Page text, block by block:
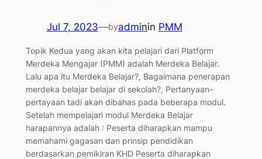
Jul 7, 2023—byadminin PMM
Topik Kedua yang akan kita pelajari dari Platform
Merdeka Mengajar (PMM) adalah Merdeka Belajar.
Lalu apa itu Merdeka Belajar?, Bagaimana penerapan
merdeka belajar belajar di sekolah?, Pertanyaan-
pertayaan tadi akan dibahas pada beberapa modul.
Setelah mempelajari modul Merdeka Belajar
harapannya adalah : Peserta diharapkan mampu
memahami gagasan dan prinsip pendidikan
berdasarkan pemikiran KHD Peserta diharapkan